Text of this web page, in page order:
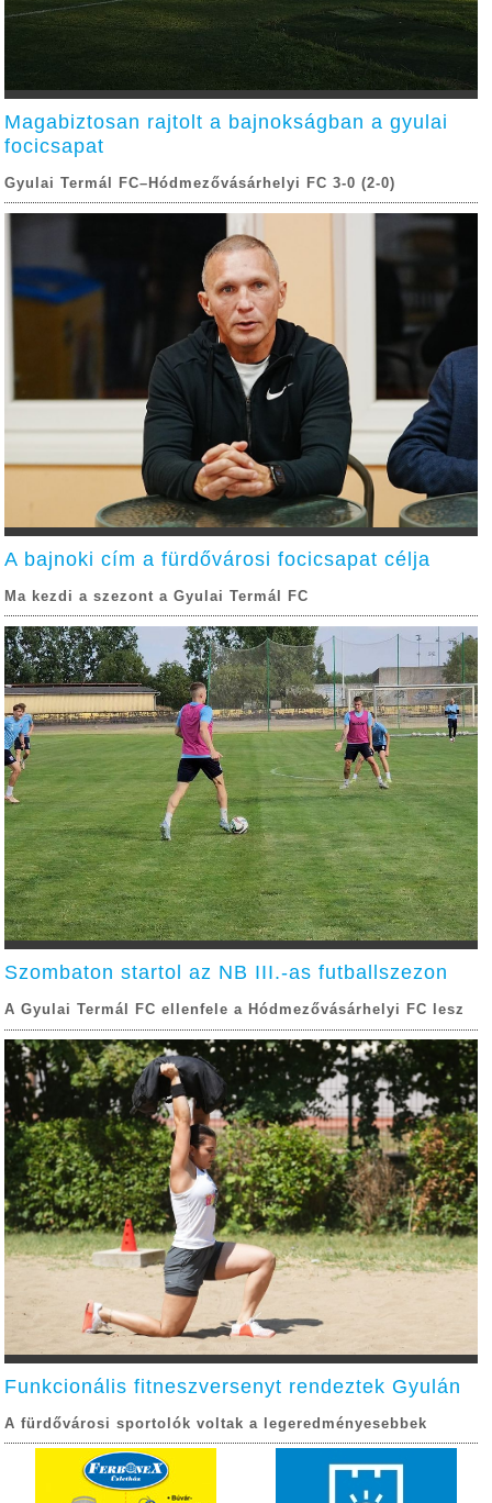
Magabiztosan rajtolt a bajnokságban a gyulai
focicsapat
Gyulai Termál FC–Hódmezővásárhelyi FC 3-0 (2-0)
A bajnoki cím a fürdővárosi focicsapat célja
Ma kezdi a szezont a Gyulai Termál FC
Szombaton startol az NB III.-as futballszezon
A Gyulai Termál FC ellenfele a Hódmezővásárhelyi FC lesz
Funkcionális fitneszversenyt rendeztek Gyulán
A fürdővárosi sportolók voltak a legeredményesebbek